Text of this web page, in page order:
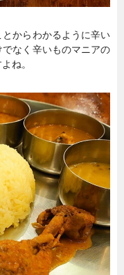
からわかるように辛い
なく辛いものマニアの
ね。